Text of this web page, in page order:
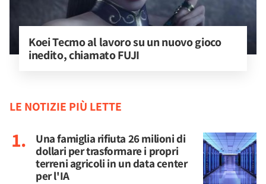
Koei Tecmo al lavoro su un nuovo gioco
inedito, chiamato FUJI
LE NOTIZIE PIÙ LETTE
Una famiglia rifiuta 26 milioni di
dollari per trasformare i propri
terreni agricoli in un data center
per l'IA